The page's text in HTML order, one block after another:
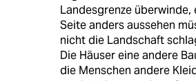
Landesgrenze überwinde,
Seite anders aussehen
nicht die Landschaft
Die Häuser eine andere
die Menschen andere